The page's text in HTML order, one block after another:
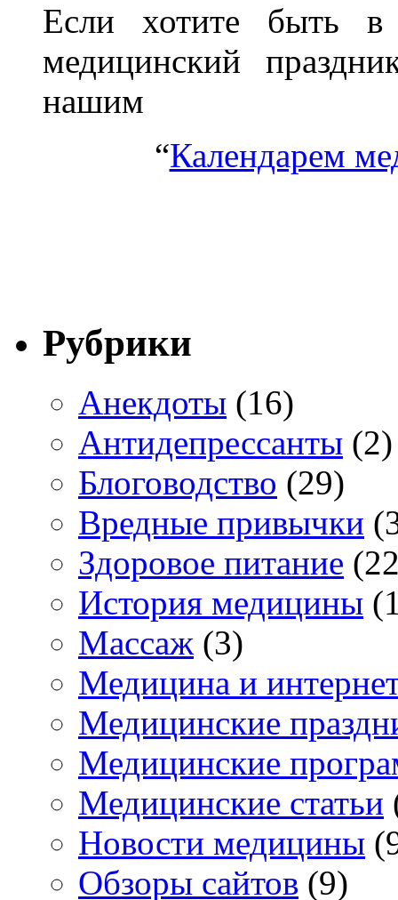
Если хотите быть в
медицинский
нашим
“Календарем
Рубрики
Анекдоты (16)
Антидепрессанты (2)
Блоговодство (29)
Вредные привычки
Здоровое питание
История медицины
Массаж (3)
Медицина и
Медицинские
Медицинские
Медицинские статьи
Новости медицины
Обзоры сайтов (9)